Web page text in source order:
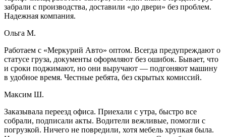
забрали с производства, доставили «до двери» без проблем.
Надежная компания.
Ольга М.
Работаем с «Меркурий Авто» оптом. Всегда предупреждают о
статусе груза, документы оформляют без ошибок. Бывает, что
и сроки поджимают, но они выручают — подгоняют машину
в удобное время. Честные ребята, без скрытых комиссий.
Максим Ш.
Заказывала переезд офиса. Приехали с утра, быстро все
собрали, подписали акты. Водители вежливые, помогли с
погрузкой. Ничего не повредили, хотя мебель хрупкая была.